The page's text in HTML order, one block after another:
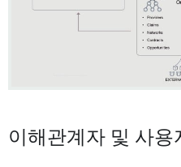
이해관계자 및 사용